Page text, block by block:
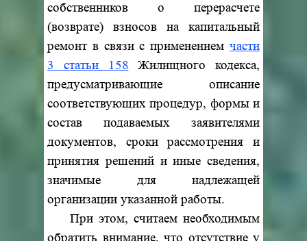
собственников о перерасчете
(возврате) взносов на капитальный
ремонт в связи с применением части
3 статьи 158 Жилищного кодекса,
предусматривающие описание
соответствующих процедур, формы и
состав подаваемых заявителями
документов, сроки рассмотрения и
принятия решений и иные сведения,
значимые для надлежащей
организации указанной работы.
При этом, считаем необходимым
обратить внимание, что отсутствие у